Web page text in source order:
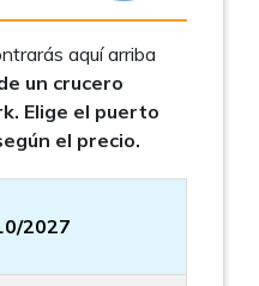
aquí arriba
un crucero
Elige el puerto
el precio.
2027